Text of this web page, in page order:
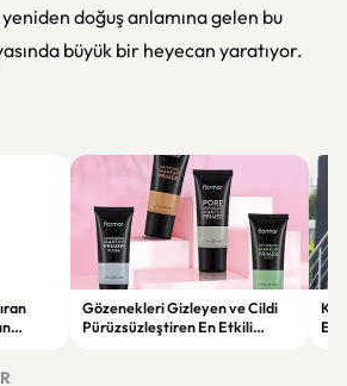
doğuş anlamına gelen bu
büyük bir heyecan yaratıyor.
Gözenekleri Gizleyen ve Cildi
Pürüzsüzleştiren En Etkili